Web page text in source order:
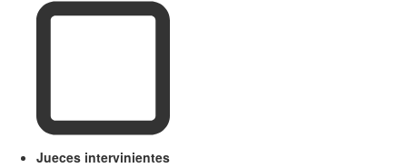
Jueces intervinientes